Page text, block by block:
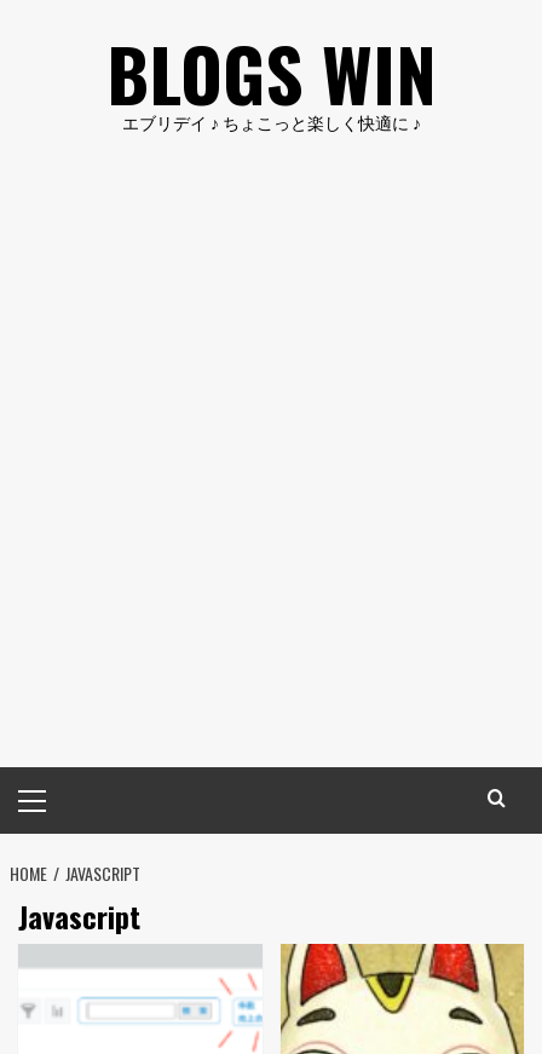
BLOGS WIN
エブリデイ ♪ ちょこっと楽しく快適に ♪
イ
ン
メ
ニ
ュ
HOME JAVASCRIPT
Javascript